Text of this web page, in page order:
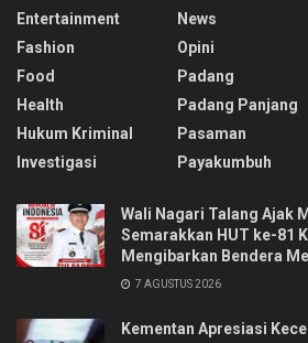
Entertainment
Fashion
Food
Health
Hukum Kriminal
Investigasi
News
Opini
Padang
Padang Panjang
Pasaman
Payakumbuh
Wali Nagari Talang Ajak
Semarakkan HUT ke-81
Mengibarkan Bendera
7 AGUSTUS 2026
Kementan Apresiasi